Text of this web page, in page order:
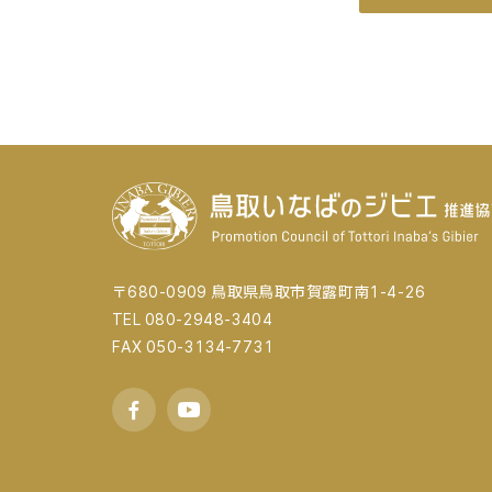
〒680-0909 鳥取県鳥取市賀露町南1-4-26
TEL 080-2948-3404
FAX 050-3134-7731